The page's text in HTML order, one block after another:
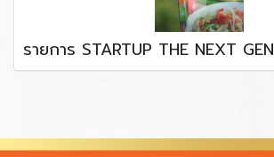
รายการ STARTUP THE NEXT GEN